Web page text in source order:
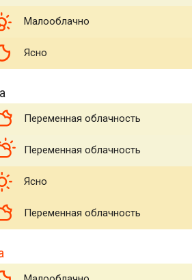
Малооблачно
Ясно
Переменная облачность
Переменная облачность
Ясно
Переменная облачность